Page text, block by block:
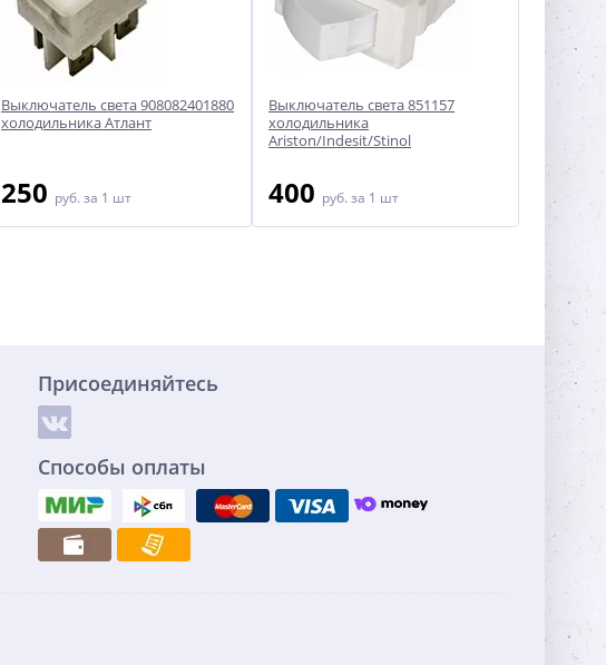
Выключатель света 908082401880
холодильника Атлант
250 руб. за 1 шт
Выключатель света 851157
холодильника
Ariston/Indesit/Stinol
400 руб. за 1 шт
Присоединяйтесь
Способы оплаты